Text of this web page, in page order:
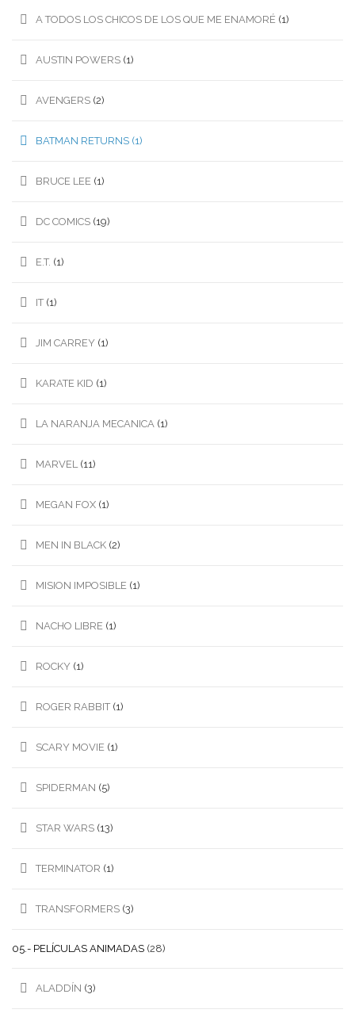
A TODOS LOS CHICOS DE LOS QUE ME ENAMORÉ (1)
AUSTIN POWERS (1)
AVENGERS (2)
BATMAN RETURNS (1)
BRUCE LEE (1)
DC COMICS (19)
E.T. (1)
IT (1)
JIM CARREY (1)
KARATE KID (1)
LA NARANJA MECANICA (1)
MARVEL (11)
MEGAN FOX (1)
MEN IN BLACK (2)
MISION IMPOSIBLE (1)
NACHO LIBRE (1)
ROCKY (1)
ROGER RABBIT (1)
SCARY MOVIE (1)
SPIDERMAN (5)
STAR WARS (13)
TERMINATOR (1)
TRANSFORMERS (3)
05.- PELÍCULAS ANIMADAS (28)
ALADDÍN (3)